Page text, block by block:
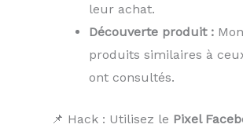
leur achat.
Découverte produit :
produits similaires à
ont consultés.
📌 Hack : Utilisez le Pixel